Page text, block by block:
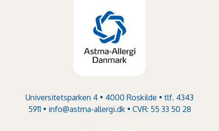
Universitetsparken 4 • 4000 Roskilde • tlf. 4343
5911 • info@astma-allergi.dk• CVR: 55 33 50 28